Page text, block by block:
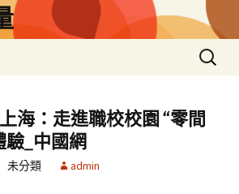
搜
尋
鍵
字:
海：走進職校校園 “零間
驗_中國網
未分類 admin